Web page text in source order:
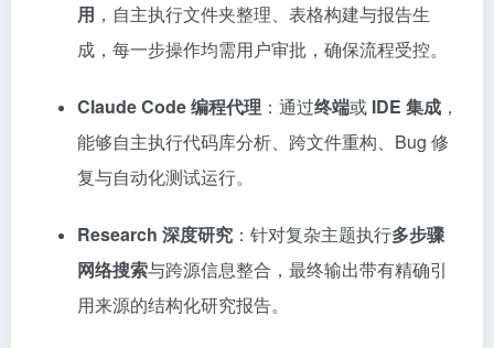
用 ，自主执行文件夹整理、表格构建与报告生
成，每一步操作均需用户审批，确保流程受控。
Claude Code 编程代理 ：通过终端或 IDE 集成 ，
能够自主执行代码库分析、跨文件重构、Bug 修
复与自动化测试运行。
Research 深度研究 ：针对复杂主题执行多步骤
网络搜索与跨源信息整合，最终输出带有精确引
用来源的结构化研究报告。